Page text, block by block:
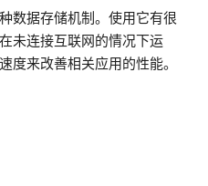
数据存储机制。使用它有很
未连接互联网的情况下运
度来改善相关应用的性能。